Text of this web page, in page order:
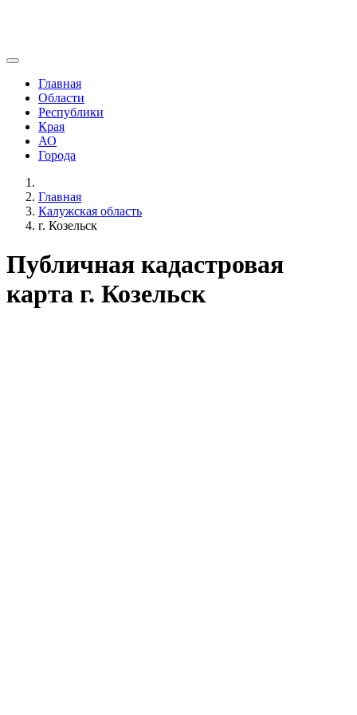
Главная
Области
Республики
Края
АО
Города
Главная
Калужская область
г. Козельск
Публичная кадастровая
карта г. Козельск